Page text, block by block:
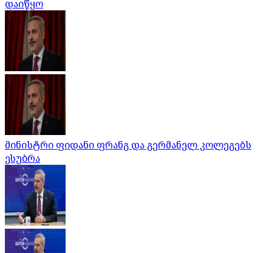
დაიწყო
მინისტრი ფიდანი ფრანგ და გერმანელ კოლეგებს
ესუბრა